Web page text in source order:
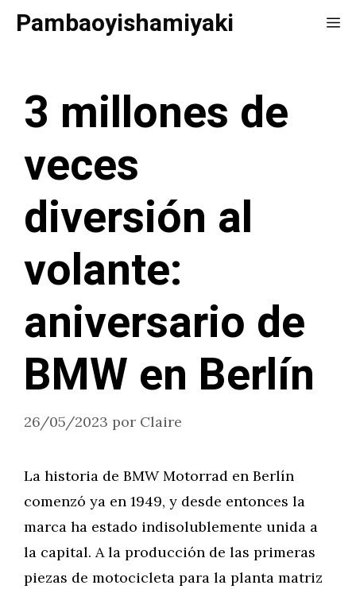
SaltarPambaoyishamiyaki
3 millones de
veces
diversión al
volante:
aniversario de
BMW en Berlín
26/05/2023 por Claire
La historia de BMW Motorrad en Berlín
comenzó ya en 1949, y desde entonces la
marca ha estado indisolublemente unida a
la capital. A la producción de las primeras
piezas de motocicleta para la planta matriz